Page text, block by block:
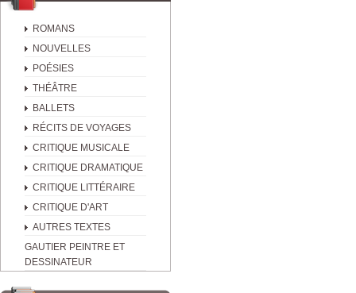
ROMANS
NOUVELLES
POÉSIES
THÉÂTRE
BALLETS
RÉCITS DE VOYAGES
CRITIQUE MUSICALE
CRITIQUE DRAMATIQUE
CRITIQUE LITTÉRAIRE
CRITIQUE D'ART
AUTRES TEXTES
GAUTIER PEINTRE ET
DESSINATEUR